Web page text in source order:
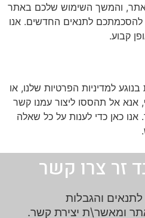
והמשך השימוש שלכם באתר
להסכמתכם לתנאים החדשים. אנו
קבוע.
למדיניות הפרטיות שלנו, או
אנא אל תהססו ליצור עמנו קשר
כאן כדי לענות על כל שאלה
זר צרו קשר
והגבלות
ומאשר\ת יצירת קשר.